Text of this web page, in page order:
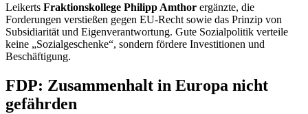
Leikerts Fraktionskollege Philipp Amthor ergänzte, die
Forderungen verstießen gegen EU-Recht sowie das Prinzip von
Subsidiarität und Eigenverantwortung. Gute Sozialpolitik verteile
keine „Sozialgeschenke“, sondern fördere Investitionen und
Beschäftigung.
FDP: Zusammenhalt in Europa nicht
gefährden